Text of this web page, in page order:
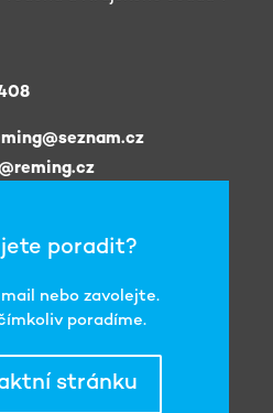
poradit?
nebo zavolejte.
poradíme.
stránku